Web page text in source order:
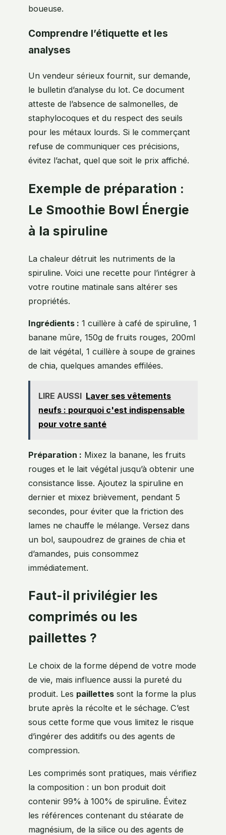
boueuse.
Comprendre l’étiquette et les
analyses
Un vendeur sérieux fournit, sur demande,
le bulletin d’analyse du lot. Ce document
atteste de l’absence de salmonelles, de
staphylocoques et du respect des seuils
pour les métaux lourds. Si le commerçant
refuse de communiquer ces précisions,
évitez l’achat, quel que soit le prix affiché.
Exemple de préparation :
Le Smoothie Bowl Énergie
à la spiruline
La chaleur détruit les nutriments de la
spiruline. Voici une recette pour l’intégrer à
votre routine matinale sans altérer ses
propriétés.
Ingrédients : 1 cuillère à café de spiruline, 1
banane mûre, 150g de fruits rouges, 200ml
de lait végétal, 1 cuillère à soupe de graines
de chia, quelques amandes effilées.
LIRE AUSSI Laver ses vêtements
neufs : pourquoi c'est indispensable
pour votre santé
Préparation : Mixez la banane, les fruits
rouges et le lait végétal jusqu’à obtenir une
consistance lisse. Ajoutez la spiruline en
dernier et mixez brièvement, pendant 5
secondes, pour éviter que la friction des
lames ne chauffe le mélange. Versez dans
un bol, saupoudrez de graines de chia et
d’amandes, puis consommez
immédiatement.
Faut-il privilégier les
comprimés ou les
paillettes ?
Le choix de la forme dépend de votre mode
de vie, mais influence aussi la pureté du
produit. Les paillettes sont la forme la plus
brute après la récolte et le séchage. C’est
sous cette forme que vous limitez le risque
d’ingérer des additifs ou des agents de
compression.
Les comprimés sont pratiques, mais vérifiez
la composition : un bon produit doit
contenir 99% à 100% de spiruline. Évitez
les références contenant du stéarate de
magnésium, de la silice ou des agents de